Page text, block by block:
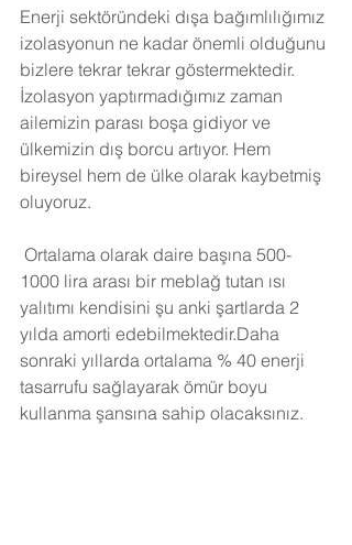
Enerji sektöründeki dışa bağımlılığımız
izolasyonun ne kadar önemli olduğunu
bizlere tekrar tekrar göstermektedir.
İzolasyon yaptırmadığımız zaman
ailemizin parası boşa gidiyor ve
ülkemizin dış borcu artıyor. Hem
bireysel hem de ülke olarak kaybetmiş
oluyoruz.
Ortalama olarak daire başına 500-
1000 lira arası bir meblağ tutan ısı
yalıtımı kendisini şu anki şartlarda 2
yılda amorti edebilmektedir.Daha
sonraki yıllarda ortalama % 40 enerji
tasarrufu sağlayarak ömür boyu
kullanma şansına sahip olacaksınız.